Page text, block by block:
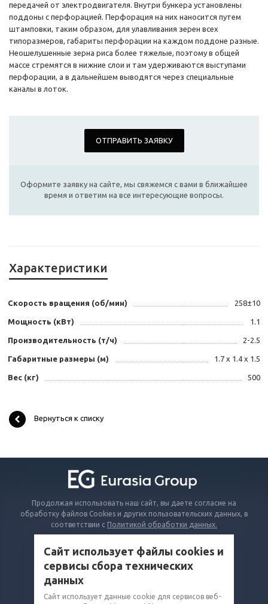
передачей от электродвигателя. Внутри бункера установлены
поддоны с перфорацией. Перфорация на них наносится путем
штамповки, таким образом, для улавливания зерен всех
типоразмеров, габариты перфорации на каждом поддоне разные.
Неошелушенные зерна риса более тяжелые, поэтому в общей
массе стремятся в нижние слои и там удерживаются выступами
перфорации, а в дальнейшем выводятся через специальные
каналы в лоток.
ОТПРАВИТЬ ЗАЯВКУ
Оформите заявку на сайте, мы свяжемся с вами в ближайшее
время и ответим на все интересующие вопросы.
Характеристики
Скорость вращения (об/мин) 258±10
Мощность (кВт) 1.1
Производительность (т/ч) 2-2.5
Габаритные размеры (м) 1.7 x 1.4 x 1.5
Вес (кг) 500
Вернуться к списку
Продолжая использовать наш сайт, вы даете согласие на
обработку файлов Cookies и других пользовательских данных, в
соответствии с Политикой обработки данных.
КОМПАНИЯ
Сайт использует файлы cookies и
сервисы сбора технических
данных
Сайт использует данные cookie для сервисов веб-